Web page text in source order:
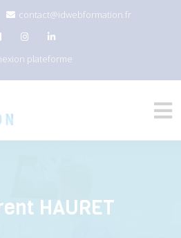
contact@idwebformation.fr
plateforme
HAURET